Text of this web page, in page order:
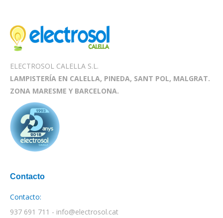
ELECTROSOL CALELLA S.L.
LAMPISTERÍA EN CALELLA, PINEDA, SANT POL, MALGRAT.
ZONA MARESME Y BARCELONA.
Contacto
Contacto:
937 691 711 - info@electrosol.cat